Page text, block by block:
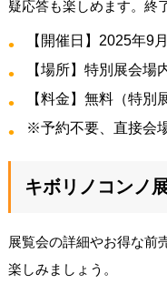
疑応答も楽しめます。終
【開催日】2025年9
【場所】特別展会場
【料金】無料（特別
※予約不要、直接会
キボリノコンノ
展覧会の詳細やお得な前
楽しみましょう。